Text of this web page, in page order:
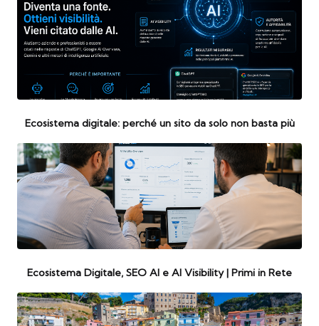
Ecosistema digitale: perché un sito da solo non basta più
Ecosistema Digitale, SEO AI e AI Visibility | Primi in Rete